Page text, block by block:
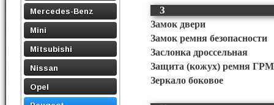
Mercedes-Benz
Mini
Mitsubishi
Nissan
Opel
З
Замок двери
Замок ремня безопасности
Заслонка дроссельная
Защита (кожух) ремня ГРМ
Зеркало боковое